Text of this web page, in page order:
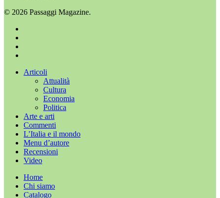
© 2026 Passaggi Magazine.
Chiudi Articoli
Attualità
Cultura
Economia
Politica
Arte e arti
Commenti
L’Italia e il mondo
Menu d’autore
Recensioni
Video
Home
Chi siamo
Catalogo